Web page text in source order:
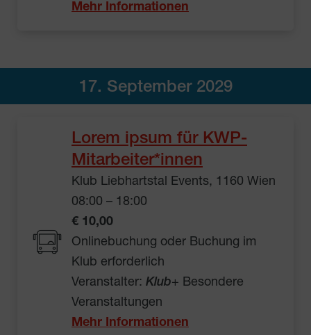
Mehr Informationen
17. September 2029
Lorem ipsum für KWP-
Mitarbeiter*innen
Klub Liebhartstal Events, 1160 Wien
08:00 – 18:00
€ 10,00
Onlinebuchung oder Buchung im
Klub erforderlich
Veranstalter: Klub+ Besondere
Veranstaltungen
Mehr Informationen